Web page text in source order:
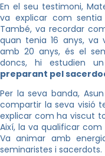
En el seu testimoni,
va explicar com
També, va recordar
quan tenia 16 anys, va
amb 20 anys, és el
doncs, hi estudien
preparant pel
Per la seva banda,
compartir la seva visió
explicar com ha viscut
Així, la va qualificar com
Va animar amb
seminaristes i sacerdots.